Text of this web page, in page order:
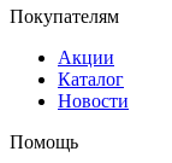
Покупателям
Акции
Каталог
Новости
Помощь